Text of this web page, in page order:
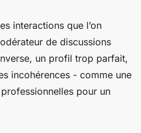
interactions que l’on
de discussions
un profil trop parfait,
incohérences - comme une
pour un